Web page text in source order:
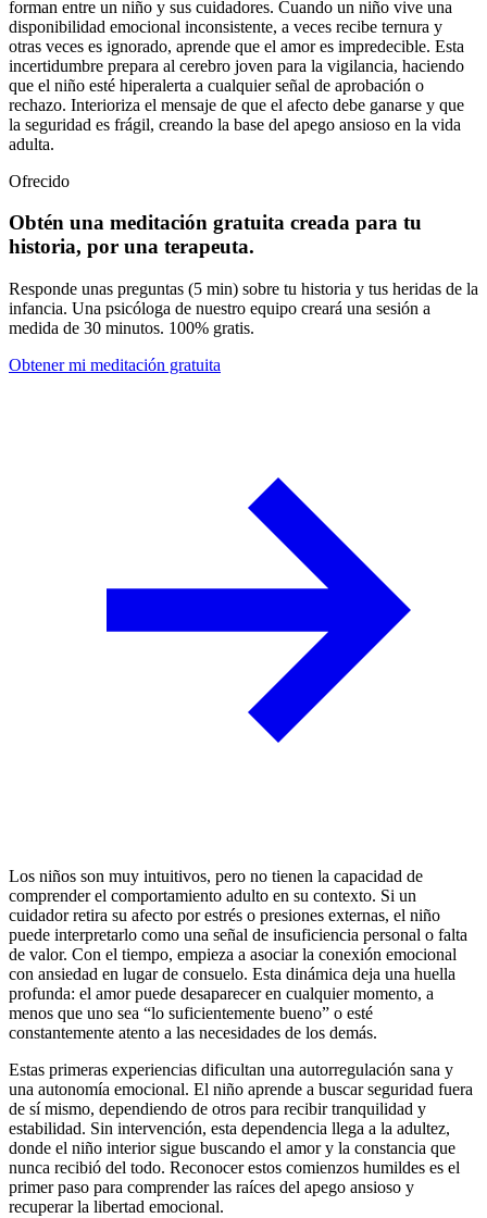
forman entre un niño y sus cuidadores. Cuando un niño vive una
disponibilidad emocional inconsistente, a veces recibe ternura y
otras veces es ignorado, aprende que el amor es impredecible. Esta
incertidumbre prepara al cerebro joven para la vigilancia, haciendo
que el niño esté hiperalerta a cualquier señal de aprobación o
rechazo. Interioriza el mensaje de que el afecto debe ganarse y que
la seguridad es frágil, creando la base del apego ansioso en la vida
adulta.
Ofrecido
Obtén una meditación gratuita creada para tu
historia, por una terapeuta.
Responde unas preguntas (5 min) sobre tu historia y tus heridas de la
infancia. Una psicóloga de nuestro equipo creará una sesión a
medida de 30 minutos. 100% gratis.
Obtener mi meditación gratuita
Los niños son muy intuitivos, pero no tienen la capacidad de
comprender el comportamiento adulto en su contexto. Si un
cuidador retira su afecto por estrés o presiones externas, el niño
puede interpretarlo como una señal de insuficiencia personal o falta
de valor. Con el tiempo, empieza a asociar la conexión emocional
con ansiedad en lugar de consuelo. Esta dinámica deja una huella
profunda: el amor puede desaparecer en cualquier momento, a
menos que uno sea “lo suficientemente bueno” o esté
constantemente atento a las necesidades de los demás.
Estas primeras experiencias dificultan una autorregulación sana y
una autonomía emocional. El niño aprende a buscar seguridad fuera
de sí mismo, dependiendo de otros para recibir tranquilidad y
estabilidad. Sin intervención, esta dependencia llega a la adultez,
donde el niño interior sigue buscando el amor y la constancia que
nunca recibió del todo. Reconocer estos comienzos humildes es el
primer paso para comprender las raíces del apego ansioso y
recuperar la libertad emocional.